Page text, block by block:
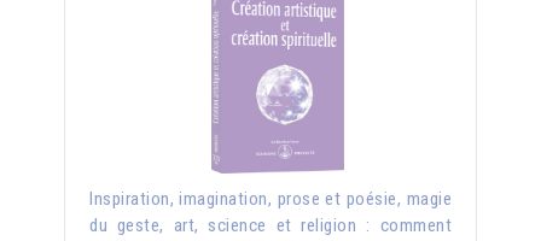
Inspiration, imagination, prose et poésie, magie
du geste, art, science et religion : comment